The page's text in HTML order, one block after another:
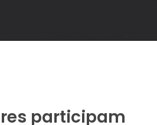
participam